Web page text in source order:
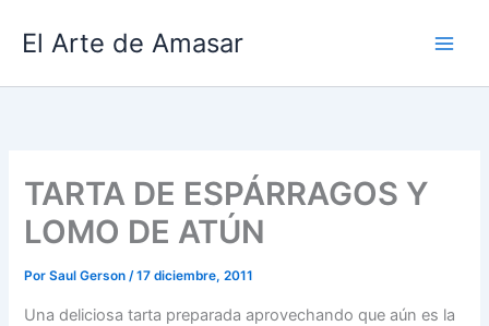
El Arte de Amasar
TARTA DE ESPÁRRAGOS Y
LOMO DE ATÚN
PorSaul Gerson/17 diciembre, 2011
Una deliciosa tarta preparada aprovechando que aún es la